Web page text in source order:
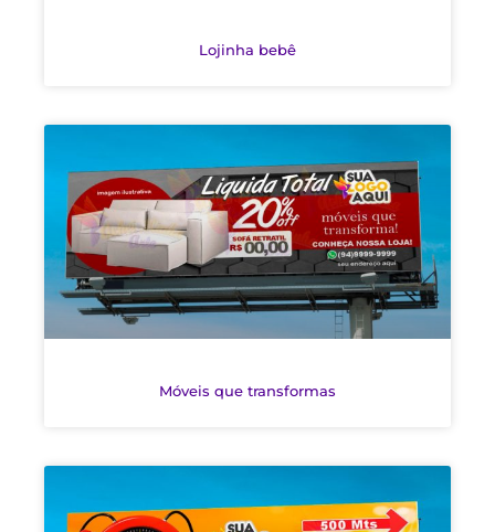
Lojinha bebê
Móveis que transformas